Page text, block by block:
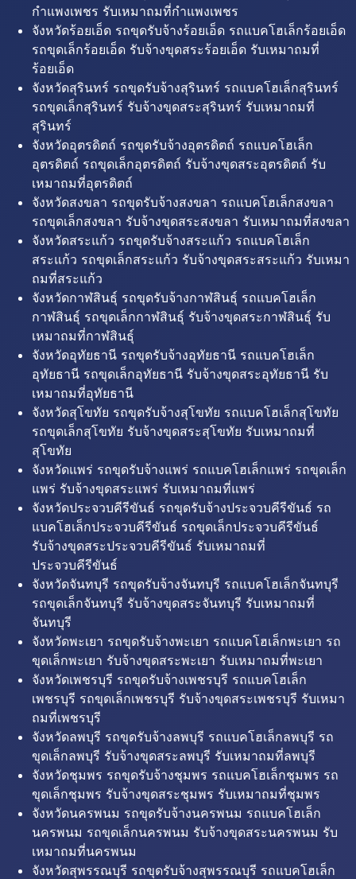
กำแพงเพชร รับเหมาถมที่กำแพงเพชร
จังหวัดร้อยเอ็ด รถขุดรับจ้างร้อยเอ็ด รถแบคโฮเล็กร้อยเอ็ด
รถขุดเล็กร้อยเอ็ด รับจ้างขุดสระร้อยเอ็ด รับเหมาถมที่
ร้อยเอ็ด
จังหวัดสุรินทร์ รถขุดรับจ้างสุรินทร์ รถแบคโฮเล็กสุรินทร์
รถขุดเล็กสุรินทร์ รับจ้างขุดสระสุรินทร์ รับเหมาถมที่
สุรินทร์
จังหวัดอุตรดิตถ์ รถขุดรับจ้างอุตรดิตถ์ รถแบคโฮเล็ก
อุตรดิตถ์ รถขุดเล็กอุตรดิตถ์ รับจ้างขุดสระอุตรดิตถ์ รับ
เหมาถมที่อุตรดิตถ์
จังหวัดสงขลา รถขุดรับจ้างสงขลา รถแบคโฮเล็กสงขลา
รถขุดเล็กสงขลา รับจ้างขุดสระสงขลา รับเหมาถมที่สงขลา
จังหวัดสระแก้ว รถขุดรับจ้างสระแก้ว รถแบคโฮเล็ก
สระแก้ว รถขุดเล็กสระแก้ว รับจ้างขุดสระสระแก้ว รับเหมา
ถมที่สระแก้ว
จังหวัดกาฬสินธุ์ รถขุดรับจ้างกาฬสินธุ์ รถแบคโฮเล็ก
กาฬสินธุ์ รถขุดเล็กกาฬสินธุ์ รับจ้างขุดสระกาฬสินธุ์ รับ
เหมาถมที่กาฬสินธุ์
จังหวัดอุทัยธานี รถขุดรับจ้างอุทัยธานี รถแบคโฮเล็ก
อุทัยธานี รถขุดเล็กอุทัยธานี รับจ้างขุดสระอุทัยธานี รับ
เหมาถมที่อุทัยธานี
จังหวัดสุโขทัย รถขุดรับจ้างสุโขทัย รถแบคโฮเล็กสุโขทัย
รถขุดเล็กสุโขทัย รับจ้างขุดสระสุโขทัย รับเหมาถมที่
สุโขทัย
จังหวัดแพร่ รถขุดรับจ้างแพร่ รถแบคโฮเล็กแพร่ รถขุดเล็ก
แพร่ รับจ้างขุดสระแพร่ รับเหมาถมที่แพร่
จังหวัดประจวบคีรีขันธ์ รถขุดรับจ้างประจวบคีรีขันธ์ รถ
แบคโฮเล็กประจวบคีรีขันธ์ รถขุดเล็กประจวบคีรีขันธ์
รับจ้างขุดสระประจวบคีรีขันธ์ รับเหมาถมที่
ประจวบคีรีขันธ์
จังหวัดจันทบุรี รถขุดรับจ้างจันทบุรี รถแบคโฮเล็กจันทบุรี
รถขุดเล็กจันทบุรี รับจ้างขุดสระจันทบุรี รับเหมาถมที่
จันทบุรี
จังหวัดพะเยา รถขุดรับจ้างพะเยา รถแบคโฮเล็กพะเยา รถ
ขุดเล็กพะเยา รับจ้างขุดสระพะเยา รับเหมาถมที่พะเยา
จังหวัดเพชรบุรี รถขุดรับจ้างเพชรบุรี รถแบคโฮเล็ก
เพชรบุรี รถขุดเล็กเพชรบุรี รับจ้างขุดสระเพชรบุรี รับเหมา
ถมที่เพชรบุรี
จังหวัดลพบุรี รถขุดรับจ้างลพบุรี รถแบคโฮเล็กลพบุรี รถ
ขุดเล็กลพบุรี รับจ้างขุดสระลพบุรี รับเหมาถมที่ลพบุรี
จังหวัดชุมพร รถขุดรับจ้างชุมพร รถแบคโฮเล็กชุมพร รถ
ขุดเล็กชุมพร รับจ้างขุดสระชุมพร รับเหมาถมที่ชุมพร
จังหวัดนครพนม รถขุดรับจ้างนครพนม รถแบคโฮเล็ก
นครพนม รถขุดเล็กนครพนม รับจ้างขุดสระนครพนม รับ
เหมาถมที่นครพนม
จังหวัดสุพรรณบุรี รถขุดรับจ้างสุพรรณบุรี รถแบคโฮเล็ก